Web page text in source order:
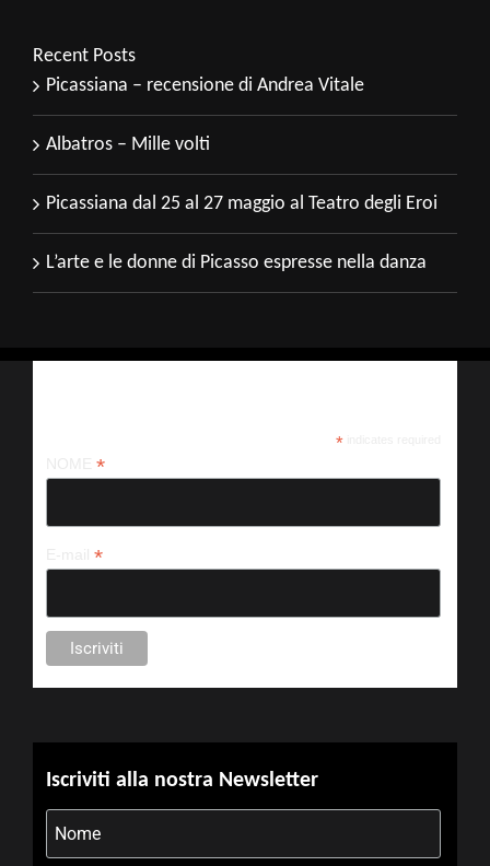
Recent Posts
Picassiana – recensione di Andrea Vitale
Albatros – Mille volti
Picassiana dal 25 al 27 maggio al Teatro degli Eroi
L’arte e le donne di Picasso espresse nella danza
*indicates required
*
*
Iscriviti alla nostra Newsletter